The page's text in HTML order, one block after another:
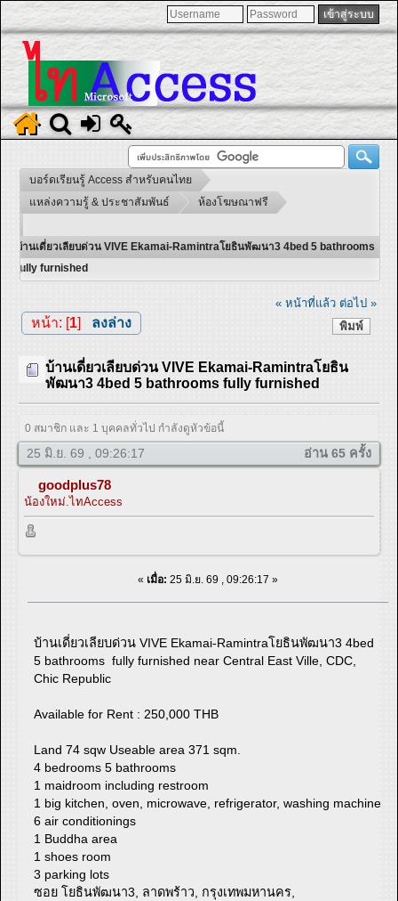
บอร์ดเรียนรู้ Access สำหรับคนไทย
แหล่งความรู้ & ประชาสัมพันธ์
ห้องโฆษณาฟรี
บ้านเดี่ยวเลียบด่วน VIVE Ekamai-Ramintraโยธินพัฒนา3 4bed 5 bathrooms
fully furnished
« หน้าที่แล้ว ต่อไป »
พิมพ์
หน้า: [1] ลงล่าง
บ้านเดี่ยวเลียบด่วน VIVE Ekamai-Ramintraโยธิน
พัฒนา3 4bed 5 bathrooms fully furnished
0 สมาชิก และ 1 บุคคลทั่วไป กำลังดูหัวข้อนี้
25 มิ.ย. 69 , 09:26:17 อ่าน 65 ครั้ง
goodplus78
น้องใหม่.ไทAccess
« เมื่อ: 25 มิ.ย. 69 , 09:26:17 »
บ้านเดี่ยวเลียบด่วน VIVE Ekamai-Ramintraโยธินพัฒนา3 4bed
5 bathrooms fully furnished near Central East Ville, CDC,
Chic Republic
Available for Rent : 250,000 THB
Land 74 sqw Useable area 371 sqm.
4 bedrooms 5 bathrooms
1 maidroom including restroom
1 big kitchen, oven, microwave, refrigerator, washing machine
6 air conditionings
1 Buddha area
1 shoes room
3 parking lots
ซอย โยธินพัฒนา3, ลาดพร้าว, กรุงเทพมหานคร,